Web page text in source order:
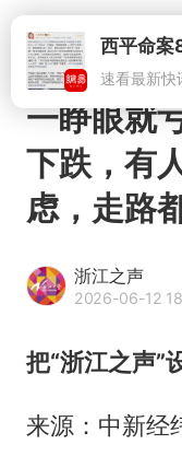
速看最新快
一睁眼就
下跌，有
虑，走路
浙江之声
2026-06-12
把“浙江之声”
来源：中新经